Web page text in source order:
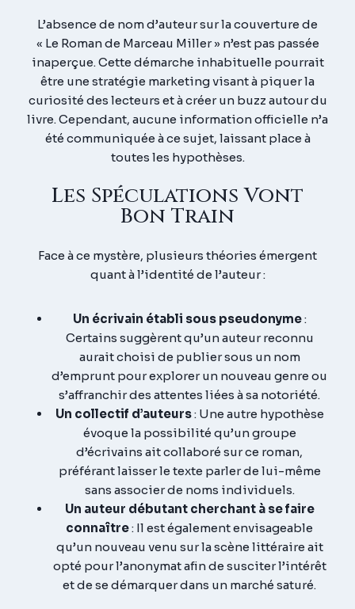
L’absence de nom d’auteur sur la couverture de
« Le Roman de Marceau Miller » n’est pas passée
inaperçue.Cette démarche inhabituelle pourrait
être une stratégie marketing visant à piquer la
curiosité des lecteurs et à créer un buzz autour du
livre.Cependant, aucune information officielle n’a
été communiquée à ce sujet, laissant place à
toutes les hypothèses.
Les Spéculations Vont
Bon Train
Face à ce mystère, plusieurs théories émergent
quant à l’identité de l’auteur :
Un écrivain établi sous pseudonyme:
Certains suggèrent qu’un auteur reconnu
aurait choisi de publier sous un nom
d’emprunt pour explorer un nouveau genre ou
s’affranchir des attentes liées à sa notoriété.
Un collectif d’auteurs: Une autre hypothèse
évoque la possibilité qu’un groupe
d’écrivains ait collaboré sur ce roman,
préférant laisser le texte parler de lui-même
sans associer de noms individuels.
Un auteur débutant cherchant à se faire
connaître: Il est également envisageable
qu’un nouveau venu sur la scène littéraire ait
opté pour l’anonymat afin de susciter l’intérêt
et de se démarquer dans un marché saturé.